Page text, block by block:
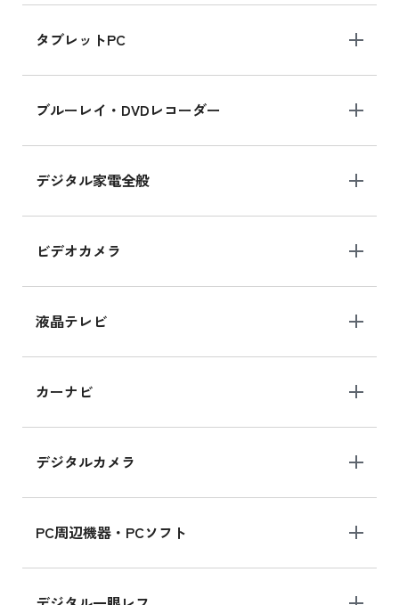
タブレットPC
ブルーレイ・DVDレコーダー
デジタル家電全般
ビデオカメラ
液晶テレビ
カーナビ
デジタルカメラ
PC周辺機器・PCソフト
iPad mini 8.3インチ の新品買取価格
iPhone 16 シリーズ
iPhone 16 の新品買取価格
iPad Air 11インチ シリーズ
iPad Air 11インチ の新品買取価格
iPhone 15 128GB シリーズ
iPhone 15 128GB の新品買取価格
MK2K3J/Aの新品買取価格はこちら